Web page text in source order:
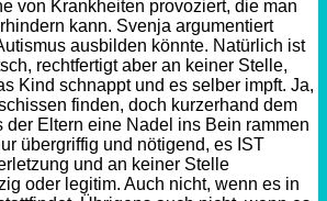
von Krankheiten provoziert, die man
kann. Svenja argumentiert
ausbilden könnte. Natürlich ist
rechtfertigt aber an keiner Stelle,
Kind schnappt und es selber impft. Ja,
finden, doch kurzerhand dem
der Eltern eine Nadel ins Bein rammen
übergriffig und nötigend, es IST
und an keiner Stelle
oder legitim. Auch nicht, wenn es in